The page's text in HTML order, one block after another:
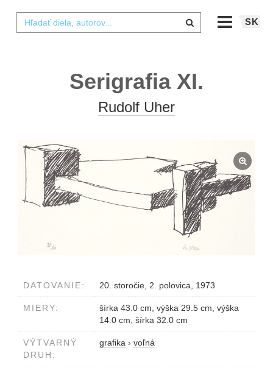
SK
Serigrafia XI.
Rudolf Uher
DATOVANIE: 20. storočie, 2. polovica, 1973
MIERY:
šírka 43.0 cm, výška 29.5 cm, výška
14.0 cm, šírka 32.0 cm
VÝTVARNÝ
DRUH:
grafika › voľná